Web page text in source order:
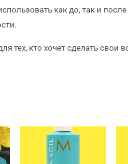
как до, так и после
тех, кто хочет сделать свои